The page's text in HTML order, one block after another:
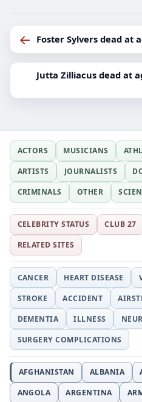
← Foster Sylvers dead at
Jutta Zilliacus dead at
ACTORS MUSICIANS
ARTISTS
JOURNALISTS
CRIMINALS
OTHER
CELEBRITY STATUS CLUB 27
RELATED SITES
CANCER HEART DISEASE
STROKE
ACCIDENT
DEMENTIA
ILLNESS
SURGERY COMPLICATIONS
AFGHANISTAN ALBANIA
ANGOLA
ARGENTINA